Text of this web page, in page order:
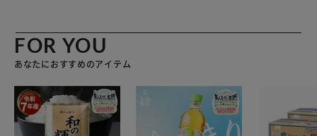
社は一切の責任を負いかねます。
FOR YOU
あなたにおすすめのアイテム